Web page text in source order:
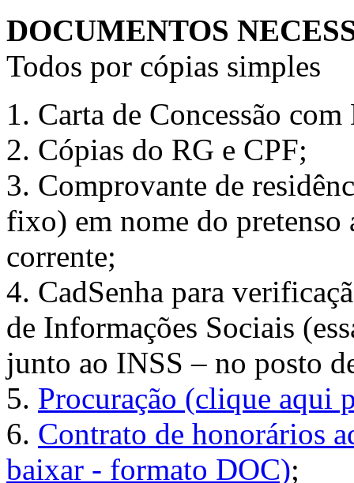
DOCUMENTOS
Todos por cópias simples
1. Carta de Concessão
2. Cópias do RG e CPF;
3. Comprovante de
fixo) em nome do pretenso
corrente;
4. CadSenha para
de Informações Sociais
junto ao INSS – no posto
5. Procuração (clique aqui
6. Contrato de honorários
baixar - formato DOC);